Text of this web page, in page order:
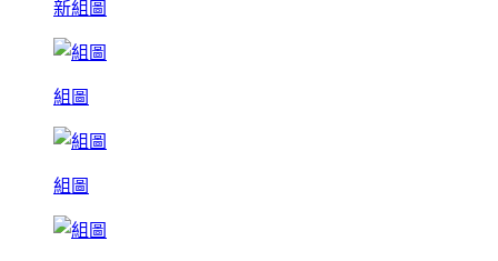
新組圖
組圖
組圖